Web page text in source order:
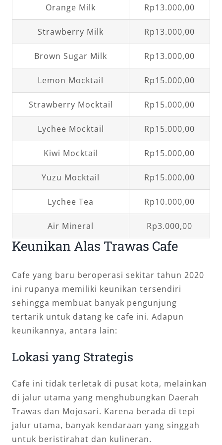
Orange Milk Rp13.000,00
Strawberry Milk Rp13.000,00
Brown Sugar Milk Rp13.000,00
Lemon Mocktail Rp15.000,00
Strawberry Mocktail Rp15.000,00
Lychee Mocktail Rp15.000,00
Kiwi Mocktail Rp15.000,00
Yuzu Mocktail Rp15.000,00
Lychee Tea Rp10.000,00
Air Mineral Rp3.000,00
Keunikan Alas Trawas Cafe
Cafe yang baru beroperasi sekitar tahun 2020
ini rupanya memiliki keunikan tersendiri
sehingga membuat banyak pengunjung
tertarik untuk datang ke cafe ini. Adapun
keunikannya, antara lain:
Lokasi yang Strategis
Cafe ini tidak terletak di pusat kota, melainkan
di jalur utama yang menghubungkan Daerah
Trawas dan Mojosari. Karena berada di tepi
jalur utama, banyak kendaraan yang singgah
untuk beristirahat dan kulineran.